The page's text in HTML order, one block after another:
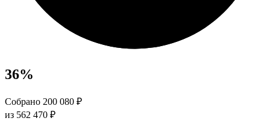
36%
Собрано 200 080 ₽
из 562 470 ₽